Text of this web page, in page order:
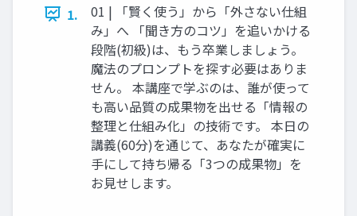
1.
01 | 「賢く使う」から「外さない仕組
み」へ 「聞き方のコツ」を追いかける
段階(初級)は、もう卒業しましょう。
魔法のプロンプトを探す必要はありま
せん。 本講座で学ぶのは、誰が使って
も高い品質の成果物を出せる「情報の
整理と仕組み化」の技術です。 本日の
講義(60分)を通じて、あなたが確実に
手にして持ち帰る「3つの成果物」を
お見せします。